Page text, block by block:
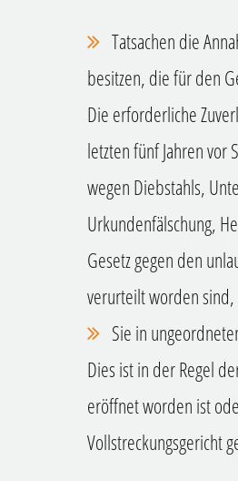
Tatsachen die
besitzen, die für den
Die erforderliche
letzten fünf Jahren vor
wegen Diebstahls,
Urkundenfälschung,
Gesetz gegen den
verurteilt worden
Sie in
Dies ist in der Regel
eröffnet worden ist
Vollstreckungsgericht